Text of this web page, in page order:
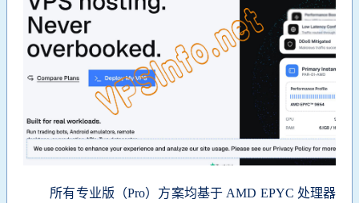
所有专业版（Pro）方案均基于 AMD EPYC 处理器